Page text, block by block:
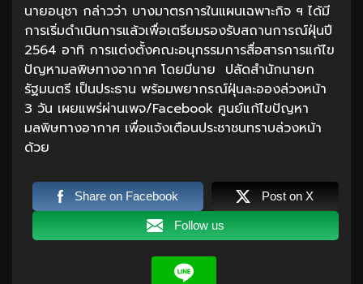
นายอนุชา กล่าวว่า บางมาตรการในแผนเฉพาะกิจ ฯ ได้มี
การเริ่มดำเนินการแล้วเพื่อเตรียมรองรับสถานการณ์ฝุ่นปี
2564 อาทิ การแต่งตั้งคณะอนุกรรมการสื่อสารการแก้ไข
ปัญหามลพิษทางอากาศ โดยมีนาย ปลัดสำนักนายก
รัฐมนตรี เป็นประธาน พร้อมพยากรณ์ฝุ่นละอองล่วงหน้า
3 วัน เผยแพร่ผ่านเพจ/Facebook ศูนย์แก้ไขปัญหา
มลพิษทางอากาศ เพื่อแจ้งเตือนประชาชนทราบล่วงหน้า
ด้วย
Share on Facebook Post on X
Follow us